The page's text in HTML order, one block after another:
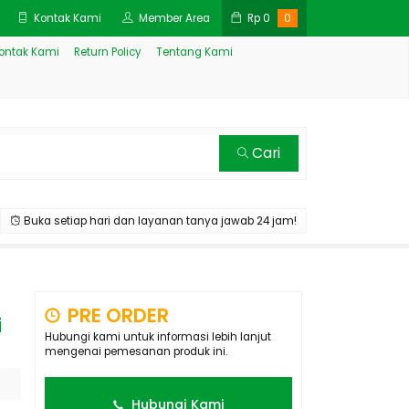
Kontak Kami Member Area Rp0 0
Kami Return Policy Tentang Kami
Cari
Buka setiap hari dan layanan tanya jawab 24 jam!
PRE ORDER
Hubungi kami untuk informasi lebih lanjut
mengenai pemesanan produk ini.
Hubungi Kami